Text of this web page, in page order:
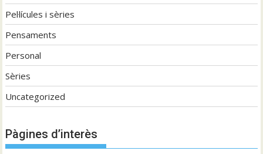
Pel·lícules i sèries
Pensaments
Personal
Sèries
Uncategorized
Pàgines d’interès